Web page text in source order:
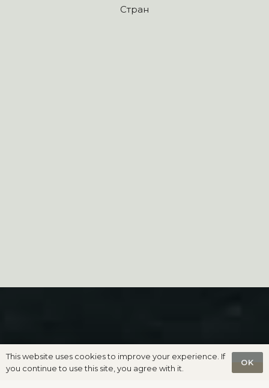
Стран
This website uses cookies to improve your experience. If
you continue to use this site, you agree with it.
OK